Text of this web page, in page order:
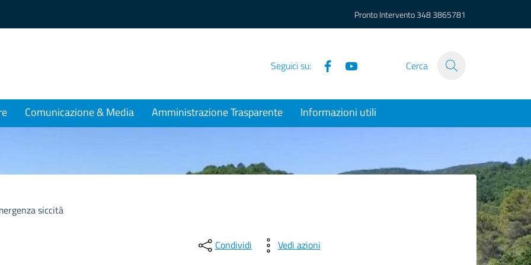
Pronto Intervento348 3865781
Seguici su: Facebook Cerca
Comunicazione & Media Amministrazione Trasparente Informazioni utili
siccità
Condividi Vedi azioni